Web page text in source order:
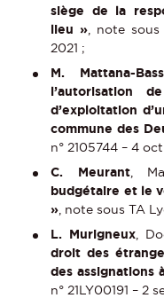
siège de la
lieu » , note
2021 ;
M. Mattana-
l’autorisation
d’exploitation
commune des
n° 2105744 – 4
C. Meurant,
budgétaire et le
» , note sous TA
L. Murigneux ,
droit des
des assignations
n° 21LY00191 – 2